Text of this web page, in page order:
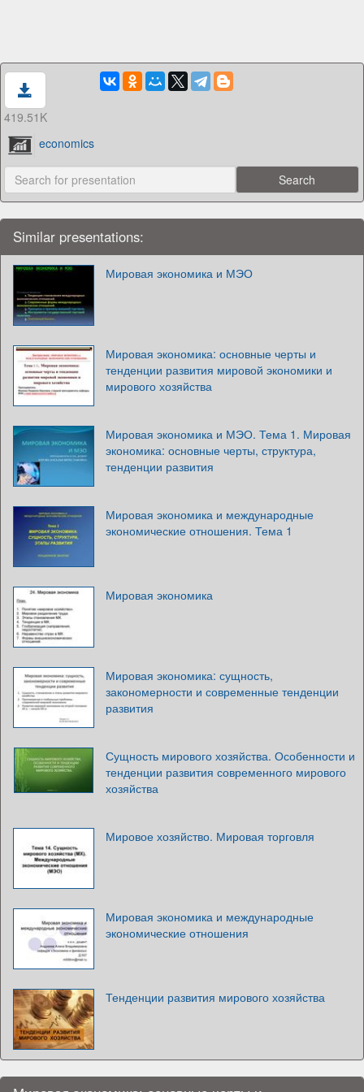
419.51K
economics
Similar presentations:
Мировая экономика и МЭО
Мировая экономика: основные черты и
тенденции развития мировой экономики и
мирового хозяйства
Мировая экономика и МЭО. Тема 1. Мировая
экономика: основные черты, структура,
тенденции развития
Мировая экономика и международные
экономические отношения. Тема 1
Мировая экономика
Мировая экономика: сущность,
закономерности и современные тенденции
развития
Сущность мирового хозяйства. Особенности и
тенденции развития современного мирового
хозяйства
Мировое хозяйство. Мировая торговля
Мировая экономика и международные
экономические отношения
Тенденции развития мирового хозяйства